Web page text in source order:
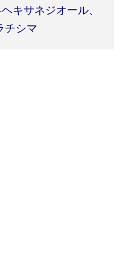
ヘキサネジオール、
チシマ